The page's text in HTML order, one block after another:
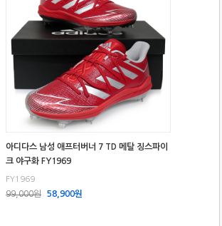
아디다스 남성 애프터버너 7 TD 메탈 징스파이
크 야구화 FY1969
FY1969
99,000원 58,900원